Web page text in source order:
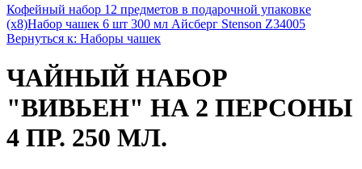
Кофейный набор 12 предметов в подарочной упаковке
(х8)Набор чашек 6 шт 300 мл Айсберг Stenson Z34005
Вернуться к: Наборы чашек
ЧАЙНЫЙ НАБОР
"ВИВЬЕН" НА 2 ПЕРСОНЫ
4 ПР. 250 МЛ.